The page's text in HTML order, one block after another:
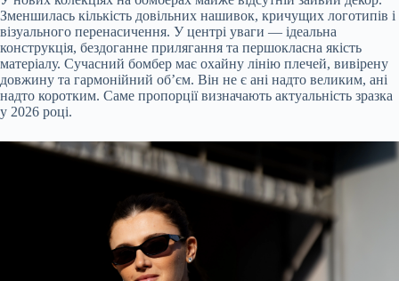
Зменшилась кількість довільних нашивок, кричущих логотипів і
візуального перенасичення. У центрі уваги — ідеальна
конструкція, бездоганне прилягання та першокласна якість
матеріалу. Сучасний бомбер має охайну лінію плечей, вивірену
довжину та гармонійний об’єм. Він не є ані надто великим, ані
надто коротким. Саме пропорції визначають актуальність зразка
у 2026 році.